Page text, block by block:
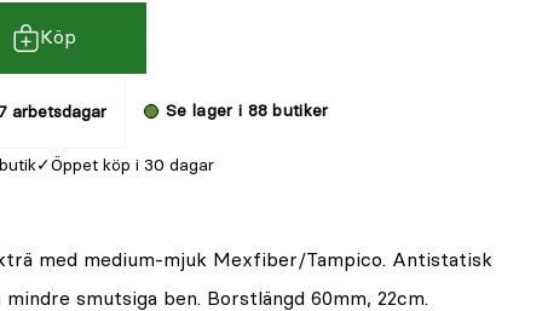
Köp
arbetsdagar Se lager i 88 butiker
Öppet köp i 30 dagar
med medium-mjuk Mexfiber/Tampico. Antistatisk
smutsiga ben. Borstlängd 60mm, 22cm.